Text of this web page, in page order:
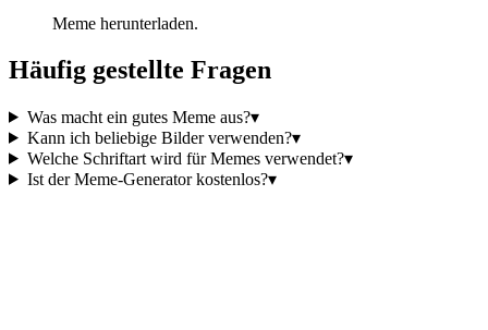
Meme herunterladen.
Häufig gestellte Fragen
Was macht ein gutes Meme aus?▾
Kann ich beliebige Bilder verwenden?▾
Welche Schriftart wird für Memes verwendet?▾
Ist der Meme-Generator kostenlos?▾